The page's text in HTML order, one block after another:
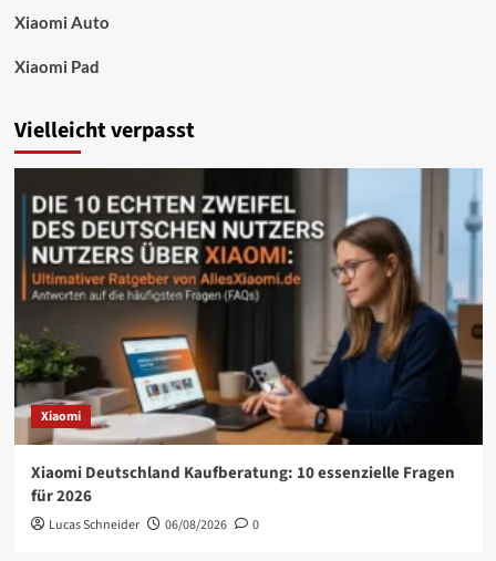
Xiaomi Auto
Xiaomi Pad
Vielleicht verpasst
Xiaomi
Xiaomi Deutschland Kaufberatung: 10 essenzielle Fragen
für 2026
Lucas Schneider 06/08/2026 0